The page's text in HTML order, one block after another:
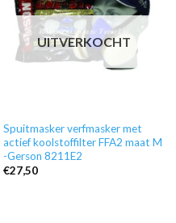
PU voor spuitwerk aantal
UITVERKOCHT
Spuitmasker verfmasker met
actief koolstoffilter FFA2 maat M
-Gerson 8211E2
€27,50